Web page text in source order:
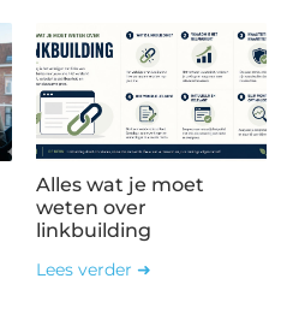
Alles wat je moet
weten over
linkbuilding
Lees verder ➜